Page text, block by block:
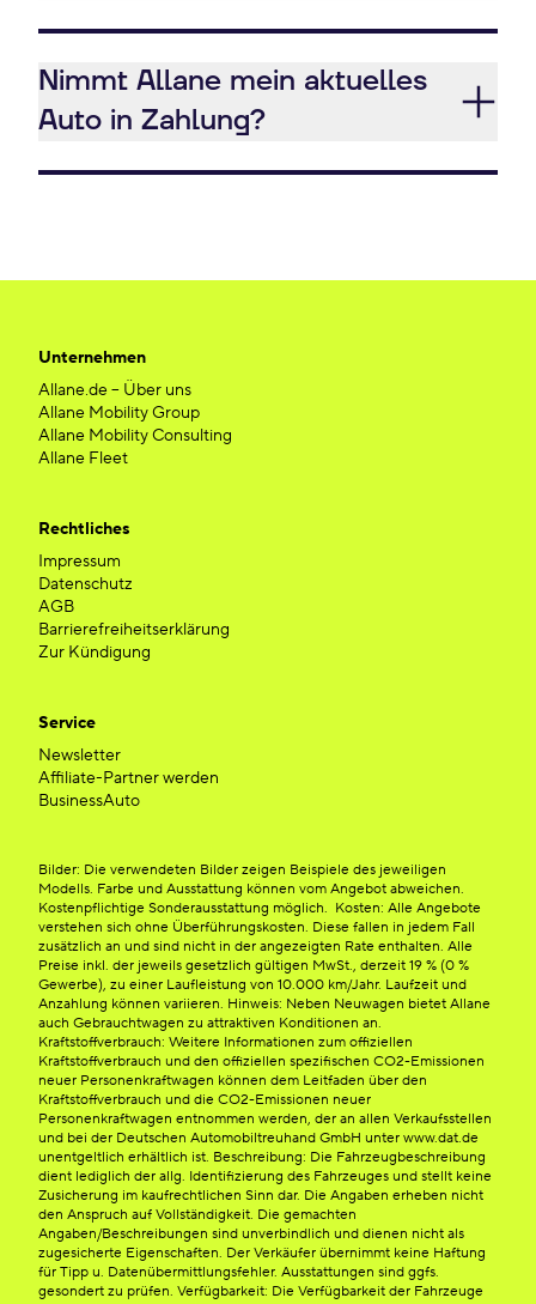
Nimmt Allane mein aktuelles
Auto in Zahlung?
Unternehmen
Allane.de – Über uns
Allane Mobility Group
Allane Mobility Consulting
Allane Fleet
Rechtliches
Impressum
Datenschutz
AGB
Barrierefreiheitserklärung
Zur Kündigung
Service
Newsletter
Affiliate-Partner werden
BusinessAuto
Bilder: Die verwendeten Bilder zeigen Beispiele des jeweiligen
Modells. Farbe und Ausstattung können vom Angebot abweichen.
Kostenpflichtige Sonderausstattung möglich. Kosten: Alle Angebote
verstehen sich ohne Überführungskosten. Diese fallen in jedem Fall
zusätzlich an und sind nicht in der angezeigten Rate enthalten. Alle
Preise inkl. der jeweils gesetzlich gültigen MwSt., derzeit 19 % (0 %
Gewerbe), zu einer Laufleistung von 10.000 km/Jahr. Laufzeit und
Anzahlung können variieren. Hinweis: Neben Neuwagen bietet Allane
auch Gebrauchtwagen zu attraktiven Konditionen an.
Kraftstoffverbrauch: Weitere Informationen zum offiziellen
Kraftstoffverbrauch und den offiziellen spezifischen CO2-Emissionen
neuer Personenkraftwagen können dem Leitfaden über den
Kraftstoffverbrauch und die CO2-Emissionen neuer
Personenkraftwagen entnommen werden, der an allen Verkaufsstellen
und bei der Deutschen Automobiltreuhand GmbH unter www.dat.de
unentgeltlich erhältlich ist. Beschreibung: Die Fahrzeugbeschreibung
dient lediglich der allg. Identifizierung des Fahrzeuges und stellt keine
Zusicherung im kaufrechtlichen Sinn dar. Die Angaben erheben nicht
den Anspruch auf Vollständigkeit. Die gemachten
Angaben/Beschreibungen sind unverbindlich und dienen nicht als
zugesicherte Eigenschaften. Der Verkäufer übernimmt keine Haftung
für Tipp u. Datenübermittlungsfehler. Ausstattungen sind ggfs.
gesondert zu prüfen. Verfügbarkeit: Die Verfügbarkeit der Fahrzeuge